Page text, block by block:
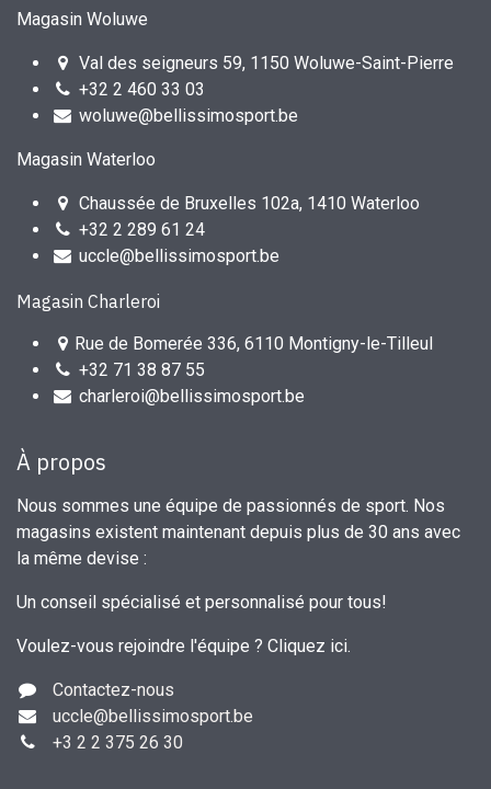
Magasin Woluwe
Val des seigneurs 59, 1150 Woluwe-Saint-Pierre
+32 2 460 33 03
woluwe@bellissimosport.be
Magasin Waterloo
Chaussée de Bruxelles 102a, 1410 Waterloo
+32 2 289 61 24
uccle@bellissimosport.be
Magasin Charleroi
Rue de Bomerée 336, 6110 Montigny-le-Tilleul
+32 71 38 87 55
charleroi@bellissimosport.be
À propos
Nous sommes une équipe de passionnés de sport. Nos
magasins existent maintenant depuis plus de 30 ans avec
la même devise :
Un conseil spécialisé et personnalisé pour tous!
Voulez-vous rejoindre l'équipe ? Cliquez ici.
Contactez-nous
uccle@bellissimosport.be
+3 2 2 375 26 30